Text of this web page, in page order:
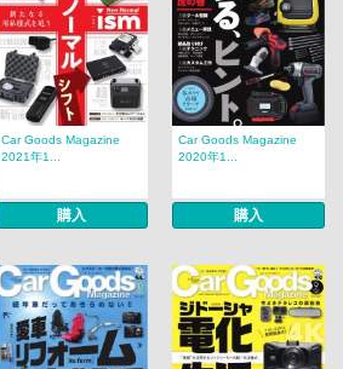
Car Goods Magazine
2021年1...
購入
Car Goods Magazine
2020年1...
購入